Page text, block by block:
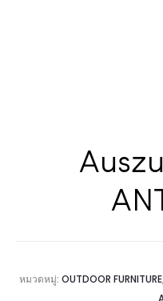
หมวดหมู่: OUTDOOR FURNITURE,